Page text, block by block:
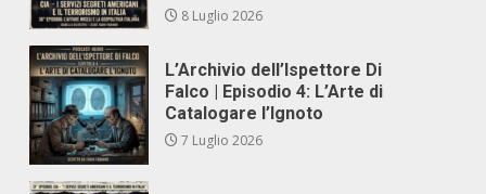
8 Luglio 2026
L’Archivio dell’Ispettore Di
Falco | Episodio 4: L’Arte di
Catalogare l’Ignoto
7 Luglio 2026